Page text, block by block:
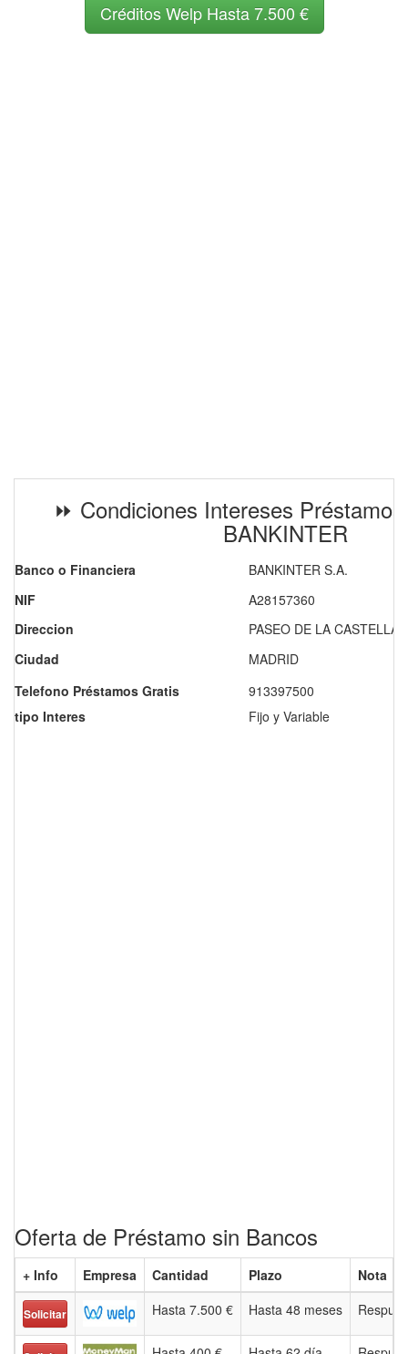
Créditos Welp Hasta 7.500 €
⏩ Condiciones Intereses
BANKINTER
Banco o Financiera
BANKINTER S.A.
NIF
A28157360
Direccion
PASEO DE LA
Ciudad
MADRID
Telefono Préstamos Gratis
913397500
tipo Interes
Fijo y Variable
Oferta de Préstamo sin Bancos
+ Info Empresa Cantidad Plazo Nota
Solicitar Hasta 7.500 € Hasta 48 meses